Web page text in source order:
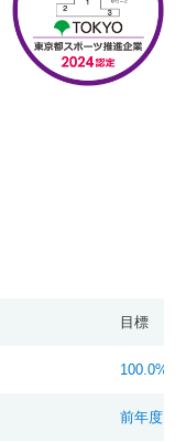
目標
100.0%
前年度以